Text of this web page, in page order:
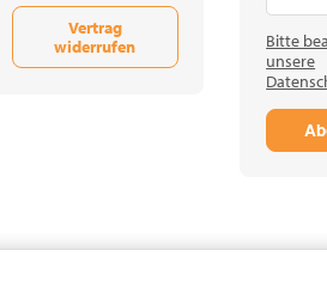
Vertrag
widerrufen
Bitte
unsere